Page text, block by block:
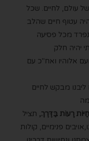
של עולם, לחיים. שכל
עטוף חיים שהלב
מכל פסיעה
יהיה חלק
אלוהיו ואח"כ עם
ליבנו מבקש לחיים
רָעוֹת בַּדֶּרֶךְ, תציל
פנימיים, קולות